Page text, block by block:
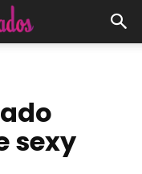
sexy